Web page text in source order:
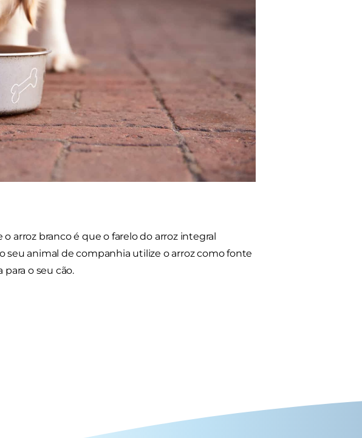
arroz branco é que o farelo do arroz integral
animal de companhia utilize o arroz como fonte
o seu cão.